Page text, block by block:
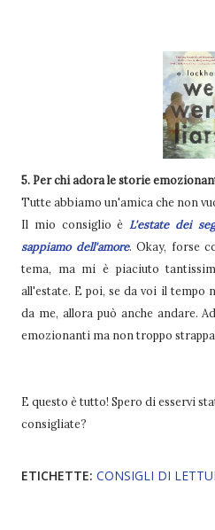
5. Per chi adora le storie
Tutte abbiamo un'amica che non
Il mio consiglio èL'estate dei
sappiamo dell'amore. Okay, forse
tema, ma mi è piaciuto
all'estate. E poi, se da voi il tempo
da me, allora può anche andare.
emozionanti ma non troppo
E questo è tutto! Spero di esservi
consigliate?
ETICHETTE: CONSIGLI DI